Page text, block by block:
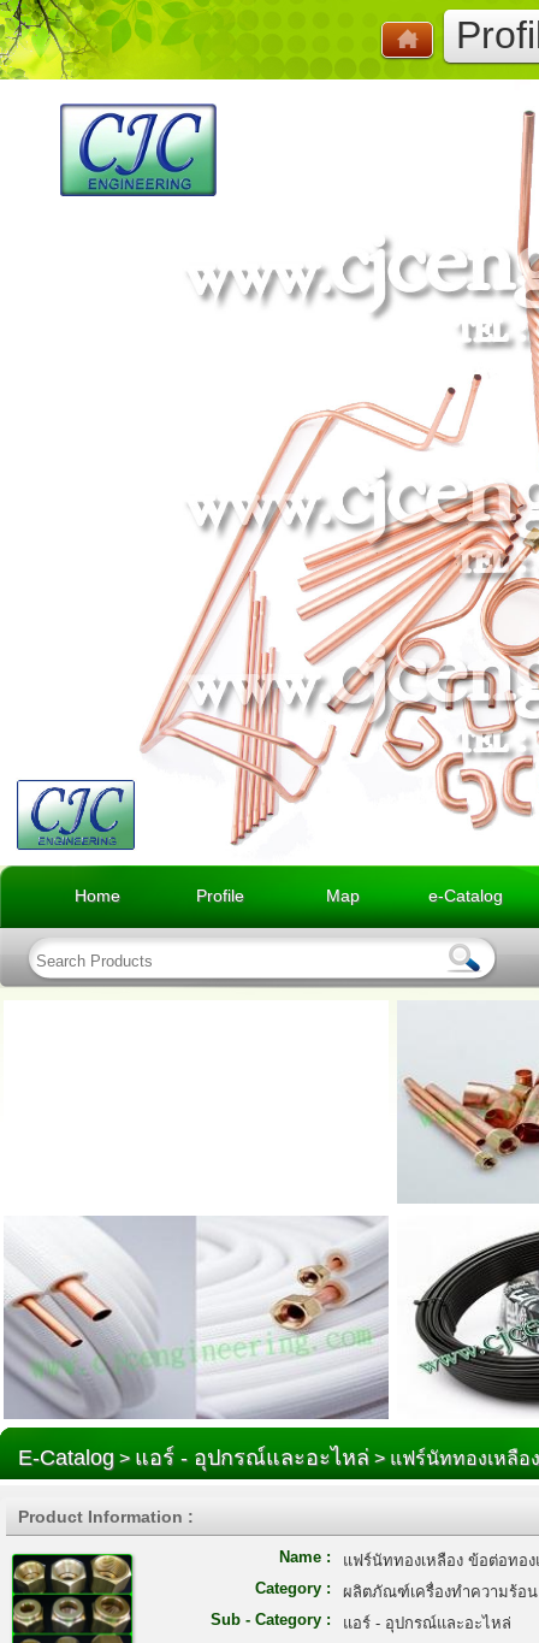
Home Profile Map e-Catalog
E-Catalog > แอร์ - อุปกรณ์และอะไหล่ > แฟร์นัททองเหลือ
Product Information :
Name :
แฟร์นัททองเหลือง ข้อต่อทอง
Category :
ผลิตภัณฑ์เครื่องทำความร้อ
Sub - Category :
แอร์ - อุปกรณ์และอะไหล่